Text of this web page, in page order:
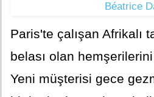
Béatrice
Paris'te çalışan Afrikalı
belası olan
Yeni müşterisi gece